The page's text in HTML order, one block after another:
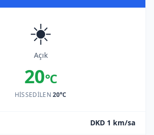
☀️
Açık
20°C
HISSEDILEN20°C
DKD 1 km/sa